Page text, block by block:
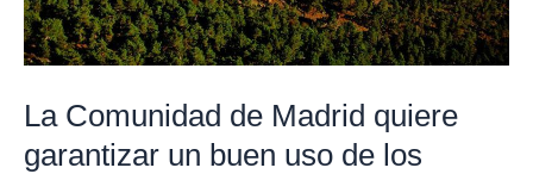
La Comunidad de Madrid quiere
garantizar un buen uso de los
uso
de
espacios
naturales